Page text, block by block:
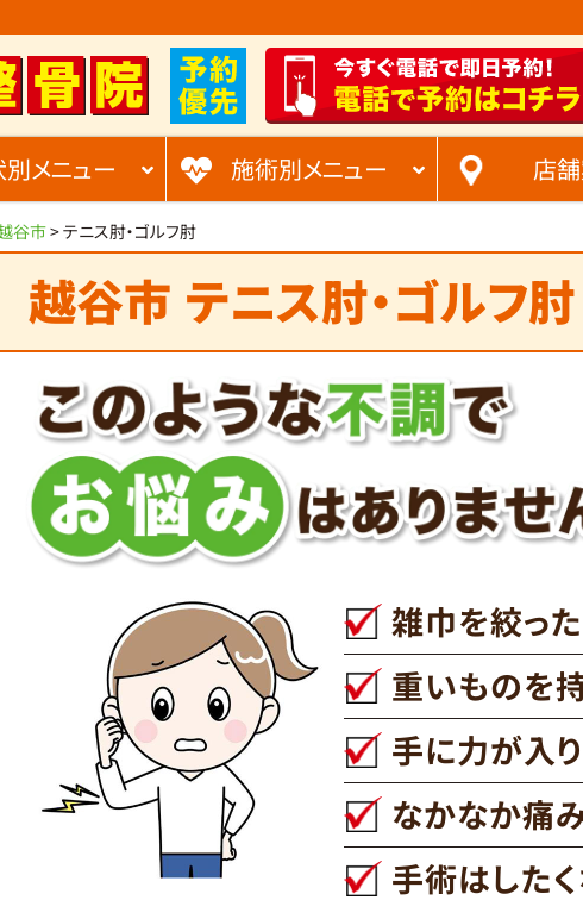
メニュー 施術別メニュー 店
谷市>テニス肘・ゴルフ肘
越谷市 テニス肘・ゴルフ肘
雑巾を絞っ
重いものを
手に力が入
なかなか痛
手術はした